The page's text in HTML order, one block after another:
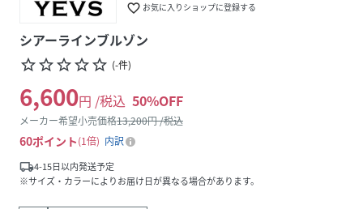
favorite_border お気に入りショップに登録する
シアーラインブルゾン
star_borderstar_borderstar_borderstar_borderstar_border (-件)
6,600円 /税込 50%OFF
メーカー希望小売価格13,200円 /税込
60ポイント 1倍
内訳
local_shipping4-15日以内発送予定
※サイズ・カラーによりお届け日が異なる場合があります。